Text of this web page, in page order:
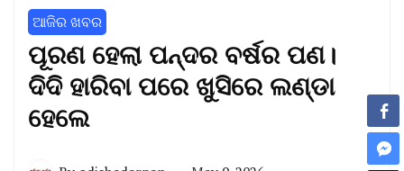
ଆଜିର ଖବର
ପୂରଣ ହେଲା ପନ୍ଦର ବର୍ଷର ପଣ।
ଦିଦି ହାରିବା ପରେ ଖୁସିରେ ଲଣ୍ଡା
ହେଲେ